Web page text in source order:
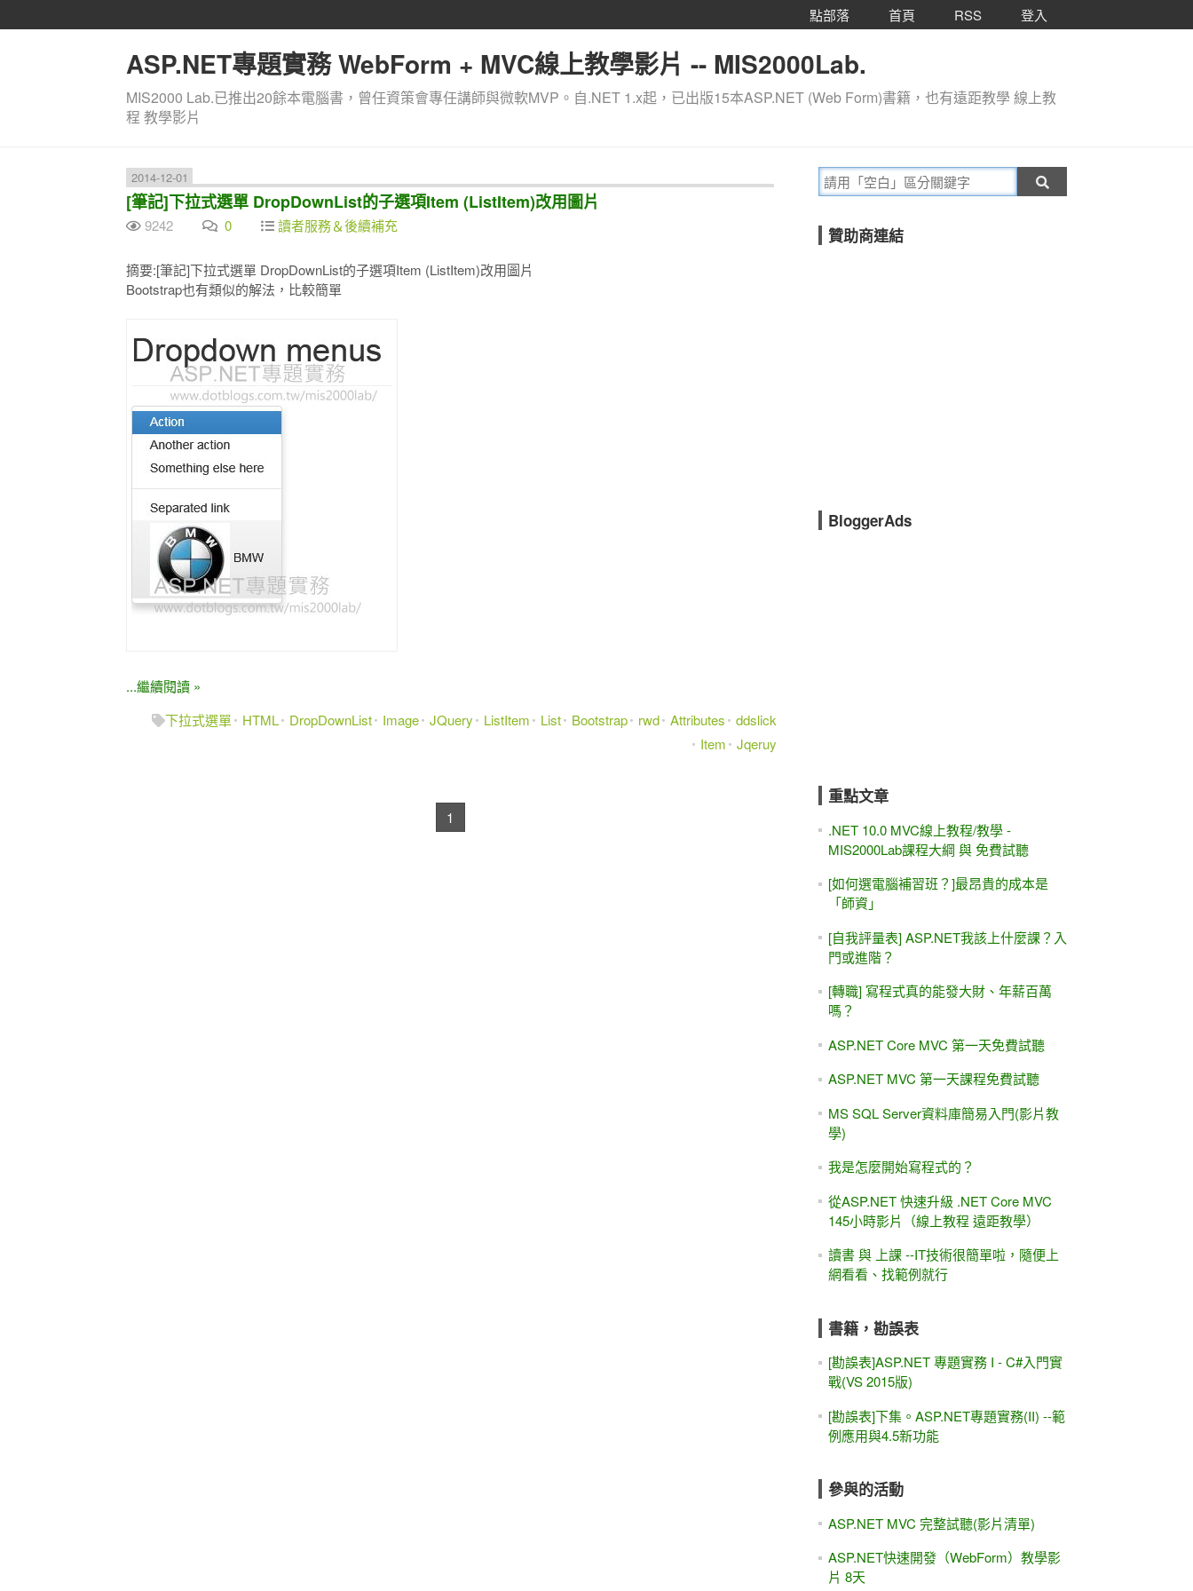
點部落 首頁 RSS 登入
ASP.NET專題實務 WebForm + MVC線上教學影片 -- MIS2000Lab.
MIS2000 Lab.已推出20餘本電腦書，曾任資策會專任講師與微軟MVP。自.NET 1.x起，已出版15本ASP.NET (Web Form)書籍，也有遠距教學 線上教
程 教學影片
2014-12-01
[筆記]下拉式選單 DropDownList的子選項Item (ListItem)改用圖片
9242 0 讀者服務＆後續補充
摘要:[筆記]下拉式選單 DropDownList的子選項Item (ListItem)改用圖片
Bootstrap也有類似的解法，比較簡單
...繼續閱讀 »
下拉式選單
HTML DropDownList Image JQuery ListItem List Bootstrap rwd Attributes
ddslick
Item
Jqeruy
1
贊助商連結
BloggerAds
重點文章
.NET 10.0 MVC線上教程/教學 -
MIS2000Lab課程大綱 與 免費試聽
[如何選電腦補習班？]最昂貴的成本是
「師資」
[自我評量表] ASP.NET我該上什麼課？入
門或進階？
[轉職] 寫程式真的能發大財、年薪百萬
嗎？
ASP.NET Core MVC 第一天免費試聽
ASP.NET MVC 第一天課程免費試聽
MS SQL Server資料庫簡易入門(影片教
學)
我是怎麼開始寫程式的？
從ASP.NET 快速升級 .NET Core MVC
145小時影片（線上教程 遠距教學）
讀書 與 上課 --IT技術很簡單啦，隨便上
網看看、找範例就行
書籍，勘誤表
[勘誤表]ASP.NET 專題實務 I - C#入門實
戰(VS 2015版)
[勘誤表]下集。ASP.NET專題實務(II) --範
例應用與4.5新功能
參與的活動
ASP.NET MVC 完整試聽(影片清單)
ASP.NET快速開發（WebForm）教學影
片 8天